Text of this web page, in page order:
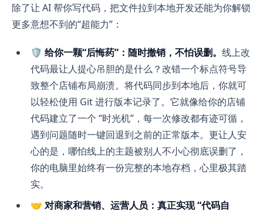
除了让 AI 帮你写代码，把文件拉到本地开发还能为你解锁
更多意想不到的“超能力”：
🛡️ 给你一颗“后悔药”：随时撤销，不怕误删。 线上改
代码最让人提心吊胆的是什么？改错一个标点符号导
致整个店铺布局崩溃。将代码同步到本地后，你就可
以轻松使用 Git 进行版本记录了。它就像给你的店铺
代码建立了一个 “时光机”，每一次修改都有迹可循，
遇到问题随时一键回退到之前的正常版本。更让人安
心的是，哪怕线上的主题被别人不小心彻底误删了，
你的电脑里始终有一份完整的本地存档，心里极其踏
实。
🤝 对商家和营销、运营人员：真正实现 “代码自